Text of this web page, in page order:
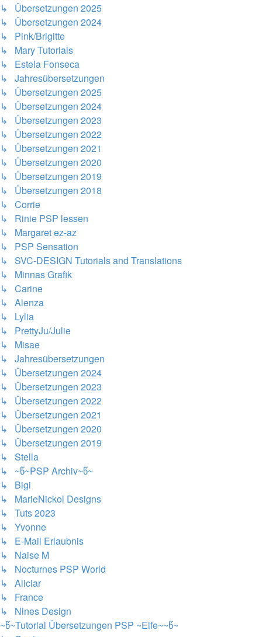
↳ Übersetzungen 2025
↳ Übersetzungen 2024
↳ Pink/Brigitte
↳ Mary Tutorials
↳ Estela Fonseca
↳ Jahresübersetzungen
↳ Übersetzungen 2025
↳ Übersetzungen 2024
↳ Übersetzungen 2023
↳ Übersetzungen 2022
↳ Übersetzungen 2021
↳ Übersetzungen 2020
↳ Übersetzungen 2019
↳ Übersetzungen 2018
↳ Corrie
↳ Rinie PSP lessen
↳ Margaret ez-az
↳ PSP Sensation
↳ SVC-DESIGN Tutorials and Translations
↳ Minnas Grafik
↳ Carine
↳ Alenza
↳ Lylia
↳ PrettyJu/Julie
↳ Misae
↳ Jahresübersetzungen
↳ Übersetzungen 2024
↳ Übersetzungen 2023
↳ Übersetzungen 2022
↳ Übersetzungen 2021
↳ Übersetzungen 2020
↳ Übersetzungen 2019
↳ Stella
↳ ~წ~PSP Archiv~წ~
↳ Bigi
↳ MarieNickol Designs
↳ Tuts 2023
↳ Yvonne
↳ E-Mail Erlaubnis
↳ Naise M
↳ Nocturnes PSP World
↳ Aliciar
↳ France
↳ Nines Design
~წ~Tutorial Übersetzungen PSP ~Elfe~~წ~